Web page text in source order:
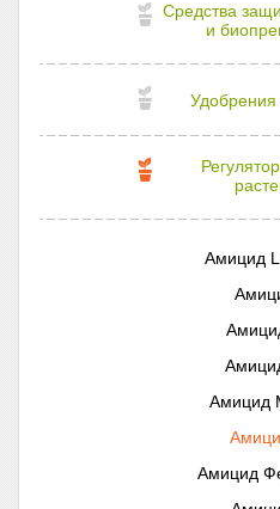
Средства
и
Удобрения
Амицид
Амицид
Амицид